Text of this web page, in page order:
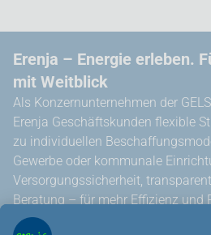
Erenja – Energie erleben.
mit Weitblick
Als Konzernunternehmen der
Erenja Geschäftskunden flexible
zu individuellen
Gewerbe oder kommunale
Versorgungssicherheit,
Beratung – für mehr Effizienz und
Über uns